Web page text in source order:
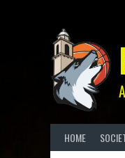
HOME